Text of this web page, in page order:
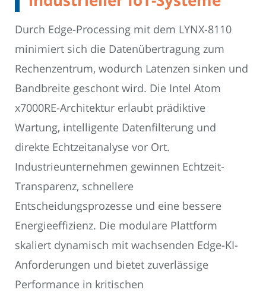
Durch Edge-Processing mit dem LYNX-8110
minimiert sich die Datenübertragung zum
Rechenzentrum, wodurch Latenzen sinken und
Bandbreite geschont wird. Die Intel Atom
x7000RE-Architektur erlaubt prädiktive
Wartung, intelligente Datenfilterung und
direkte Echtzeitanalyse vor Ort.
Industrieunternehmen gewinnen Echtzeit-
Transparenz, schnellere
Entscheidungsprozesse und eine bessere
Energieeffizienz. Die modulare Plattform
skaliert dynamisch mit wachsenden Edge-KI-
Anforderungen und bietet zuverlässige
Performance in kritischen